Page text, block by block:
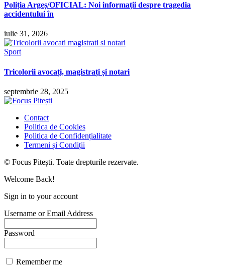
Poliția Argeș/OFICIAL: Noi informații despre tragedia
accidentului în
iulie 31, 2026
Sport
Tricolorii avocați, magistrați și notari
septembrie 28, 2025
Contact
Politica de Cookies
Politica de Confidențialitate
Termeni și Condiții
© Focus Pitești. Toate drepturile rezervate.
Welcome Back!
Sign in to your account
Username or Email Address
Password
Remember me